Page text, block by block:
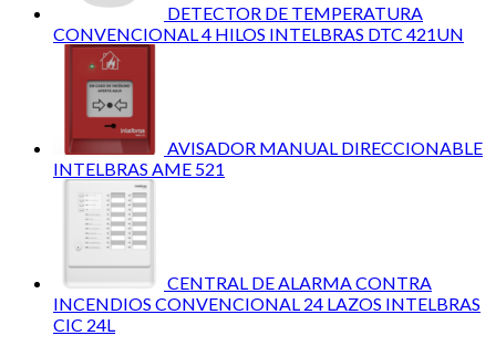
DETECTOR DE TEMPERATURA
CONVENCIONAL 4 HILOS INTELBRAS DTC 421UN
AVISADOR MANUAL DIRECCIONABLE
INTELBRAS AME 521
CENTRAL DE ALARMA CONTRA
INCENDIOS CONVENCIONAL 24 LAZOS INTELBRAS
CIC 24L